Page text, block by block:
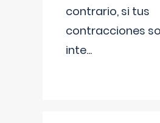
contrario, si tus
contracciones
inte...